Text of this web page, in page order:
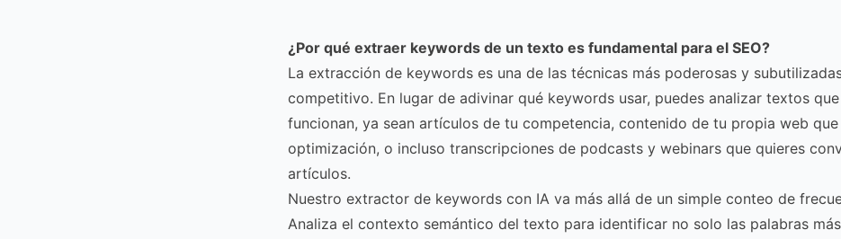
¿Por qué extraer keywords de un texto es fundamental para el SEO?
La extracción de keywords es una de las técnicas más poderosas y
competitivo. En lugar de adivinar qué keywords usar, puedes analizar textos
funcionan, ya sean artículos de tu competencia, contenido de tu propia web que
optimización, o incluso transcripciones de podcasts y webinars que quieres
artículos.
Nuestro extractor de keywords con IA va más allá de un simple conteo de
Analiza el contexto semántico del texto para identificar no solo las palabras